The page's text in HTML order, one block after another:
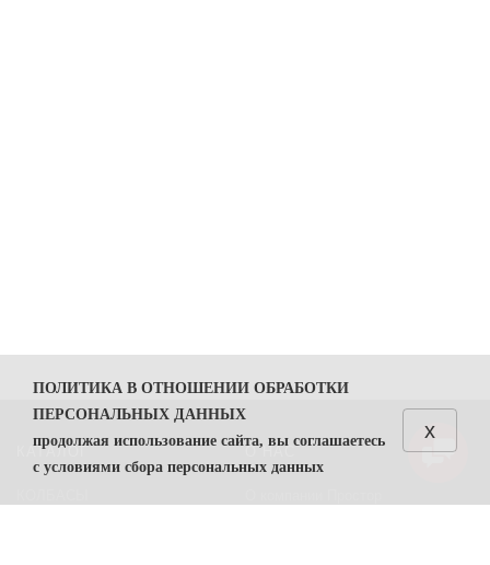
КАТАЛОГ О НАС
ПОЛИТИКА В ОТНОШЕНИИ ОБРАБОТКИ
ПЕРСОНАЛЬНЫХ ДАННЫХ
продолжая использование сайта, вы соглашаетесь
с условиями сбора персональных данных
x